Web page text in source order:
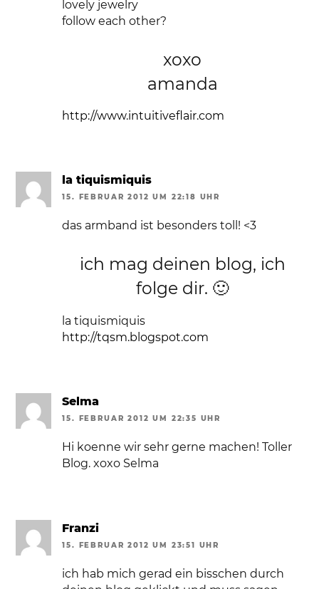
lovely jewelry
follow each other?
xoxo
amanda
http://www.intuitiveflair.com
la tiquismiquis
15. FEBRUAR 2012 UM 22:18 UHR
das armband ist besonders toll! <3
ich mag deinen blog, ich
folge dir. 🙂
la tiquismiquis
http://tqsm.blogspot.com
Selma
15. FEBRUAR 2012 UM 22:35 UHR
Hi koenne wir sehr gerne machen! Toller
Blog. xoxo Selma
Franzi
15. FEBRUAR 2012 UM 23:51 UHR
ich hab mich gerad ein bisschen durch